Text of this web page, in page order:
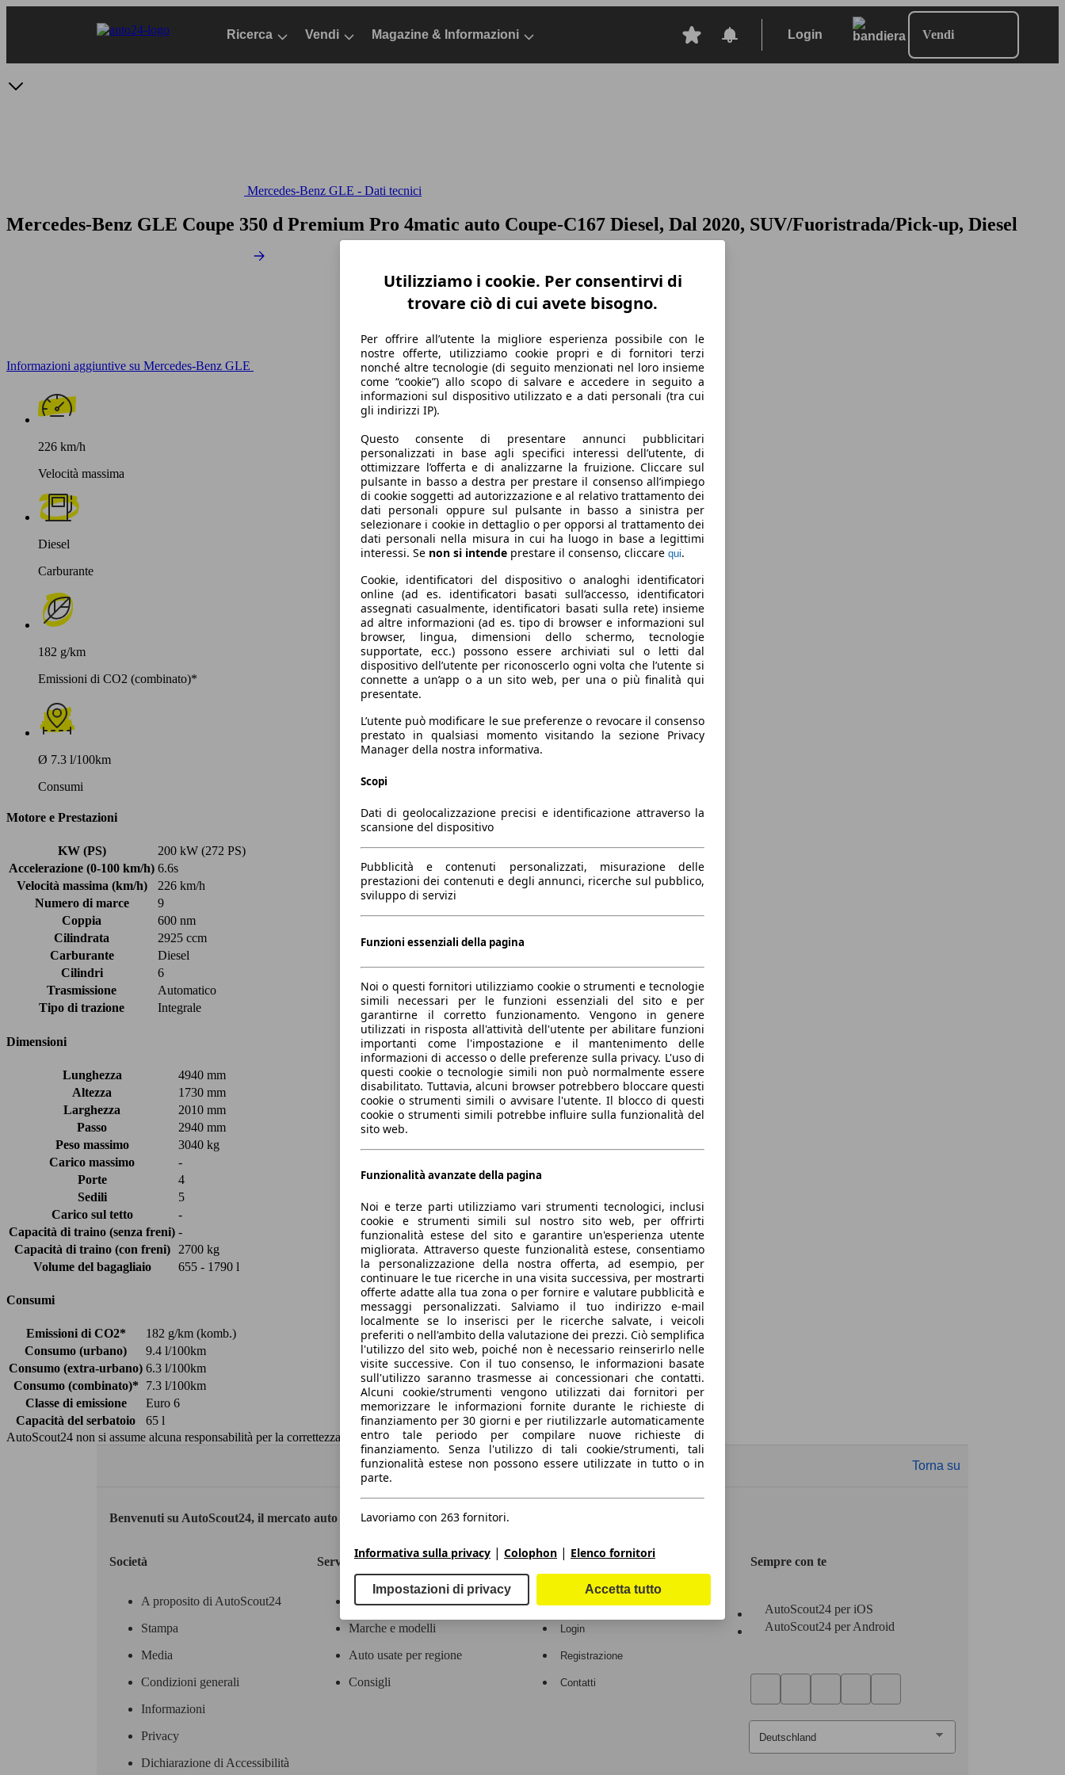
Ricerca Vendi Magazine & Informazioni Login Vendi
Mercedes-Benz GLE - Dati tecnici
Mercedes-Benz GLE Coupe 350 d Premium Pro 4matic auto Coupe-C167 Diesel, Dal 2020, SUV/Fuoristrada/Pick-up, Diesel
Informazioni aggiuntive su Mercedes-Benz GLE
226 km/h
Velocità massima
Diesel
Carburante
182 g/km
Emissioni di CO2 (combinato)*
Ø 7.3 l/100km
Consumi
Motore e Prestazioni
KW (PS)
200 kW (272 PS)
Accelerazione (0-100 km/h) 6.6s
Velocità massima (km/h)
226 km/h
Numero di marce
9
Coppia
600 nm
Cilindrata
2925 ccm
Carburante
Diesel
Cilindri
6
Trasmissione
Automatico
Tipo di trazione
Integrale
Dimensioni
Lunghezza
4940 mm
Altezza
1730 mm
Larghezza
2010 mm
Passo
2940 mm
Peso massimo
3040 kg
Carico massimo
-
Porte
4
Sedili
5
Carico sul tetto
-
Capacità di traino (senza freni) -
Capacità di traino (con freni)
2700 kg
Volume del bagagliaio
655 - 1790 l
Consumi
Emissioni di CO2*
182 g/km (komb.)
Consumo (urbano)
9.4 l/100km
Consumo (extra-urbano) 6.3 l/100km
Consumo (combinato)*
7.3 l/100km
Classe di emissione
Euro 6
Capacità del serbatoio
65 l
AutoScout24 non si assume alcuna responsabilità per la correttezza dei dati.
Torna su
Benvenuti su AutoScout24, il mercato auto europeo.
Società
A proposito di AutoScout24
Stampa
Media
Condizioni generali
Informazioni
Privacy
Dichiarazione di Accessibilità
Servizi
Contatti
Marche e modelli
Auto usate per regione
Consigli
Area rivenditori
Login
Registrazione
Contatti
Sempre con te
AutoScout24 per iOS
AutoScout24 per Android
Utilizziamo i cookie. Per consentirvi di
trovare ciò di cui avete bisogno.
Per offrire all’utente la migliore esperienza possibile con le
nostre offerte, utilizziamo cookie propri e di fornitori terzi
nonché altre tecnologie (di seguito menzionati nel loro insieme
come “cookie”) allo scopo di salvare e accedere in seguito a
informazioni sul dispositivo utilizzato e a dati personali (tra cui
gli indirizzi IP).
Questo consente di presentare annunci pubblicitari
personalizzati in base agli specifici interessi dell’utente, di
ottimizzare l’offerta e di analizzarne la fruizione. Cliccare sul
pulsante in basso a destra per prestare il consenso all’impiego
di cookie soggetti ad autorizzazione e al relativo trattamento dei
dati personali oppure sul pulsante in basso a sinistra per
selezionare i cookie in dettaglio o per opporsi al trattamento dei
dati personali nella misura in cui ha luogo in base a legittimi
interessi. Se non si intende prestare il consenso, cliccare qui.
Cookie, identificatori del dispositivo o analoghi identificatori
online (ad es. identificatori basati sull’accesso, identificatori
assegnati casualmente, identificatori basati sulla rete) insieme
ad altre informazioni (ad es. tipo di browser e informazioni sul
browser, lingua, dimensioni dello schermo, tecnologie
supportate, ecc.) possono essere archiviati sul o letti dal
dispositivo dell’utente per riconoscerlo ogni volta che l’utente si
connette a un’app o a un sito web, per una o più finalità qui
presentate.
L’utente può modificare le sue preferenze o revocare il consenso
prestato in qualsiasi momento visitando la sezione Privacy
Manager della nostra informativa.
Scopi
Dati di geolocalizzazione precisi e identificazione attraverso la
scansione del dispositivo
Pubblicità e contenuti personalizzati, misurazione delle
prestazioni dei contenuti e degli annunci, ricerche sul pubblico,
sviluppo di servizi
Funzioni essenziali della pagina
Noi o questi fornitori utilizziamo cookie o strumenti e tecnologie
simili necessari per le funzioni essenziali del sito e per
garantirne il corretto funzionamento. Vengono in genere
utilizzati in risposta all'attività dell'utente per abilitare funzioni
importanti come l'impostazione e il mantenimento delle
informazioni di accesso o delle preferenze sulla privacy. L'uso di
questi cookie o tecnologie simili non può normalmente essere
disabilitato. Tuttavia, alcuni browser potrebbero bloccare questi
cookie o strumenti simili o avvisare l'utente. Il blocco di questi
cookie o strumenti simili potrebbe influire sulla funzionalità del
sito web.
Funzionalità avanzate della pagina
Noi e terze parti utilizziamo vari strumenti tecnologici, inclusi
cookie e strumenti simili sul nostro sito web, per offrirti
funzionalità estese del sito e garantire un'esperienza utente
migliorata. Attraverso queste funzionalità estese, consentiamo
la personalizzazione della nostra offerta, ad esempio, per
continuare le tue ricerche in una visita successiva, per mostrarti
offerte adatte alla tua zona o per fornire e valutare pubblicità e
messaggi personalizzati. Salviamo il tuo indirizzo e-mail
localmente se lo inserisci per le ricerche salvate, i veicoli
preferiti o nell'ambito della valutazione dei prezzi. Ciò semplifica
l'utilizzo del sito web, poiché non è necessario reinserirlo nelle
visite successive. Con il tuo consenso, le informazioni basate
sull'utilizzo saranno trasmesse ai concessionari che contatti.
Alcuni cookie/strumenti vengono utilizzati dai fornitori per
memorizzare le informazioni fornite durante le richieste di
finanziamento per 30 giorni e per riutilizzarle automaticamente
entro tale periodo per compilare nuove richieste di
finanziamento. Senza l'utilizzo di tali cookie/strumenti, tali
funzionalità estese non possono essere utilizzate in tutto o in
parte.
Lavoriamo con 263 fornitori.
Informativa sulla privacy | Colophon | Elenco fornitori
Impostazioni di privacy Accetta tutto